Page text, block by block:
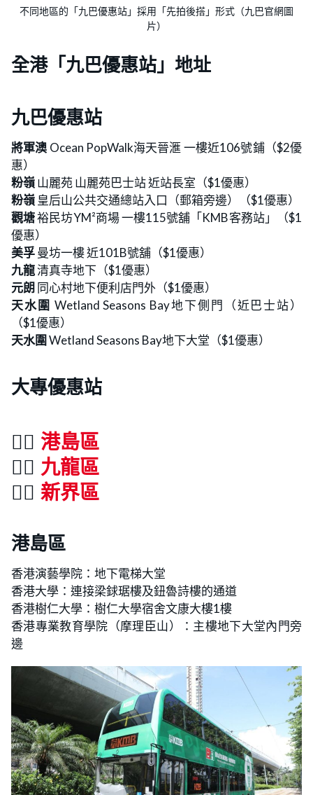
不同地區的「九巴優惠站」採用「先拍後搭」形式（九巴官網圖
片）
全港「九巴優惠站」地址
九巴優惠站
將軍澳 Ocean PopWalk海天晉滙 一樓近106號鋪（$2優
惠）
粉嶺山麗苑 山麗苑巴士站 近站長室（$1優惠）
粉嶺 皇后山公共交通總站入口（郵箱旁邊）（$1優惠）
觀塘裕民坊YM²商場 一樓115號舖「KMB客務站」（$1
優惠）
美孚曼坊一樓 近101B號舖（$1優惠）
九龍清真寺地下（$1優惠）
元朗 同心村地下便利店門外（$1優惠）
天水圍 Wetland Seasons Bay地下側門（近巴士站）
（$1優惠）
天水圍Wetland Seasons Bay地下大堂（$1優惠）
大專優惠站
👉🏻 港島區
👉🏻 九龍區
👉🏻 新界區
港島區
香港演藝學院：地下電梯大堂
香港大學：連接梁銶琚樓及鈕魯詩樓的通道
香港樹仁大學：樹仁大學宿舍文康大樓1樓
香港專業教育學院（摩理臣山）：主樓地下大堂內門旁
邊